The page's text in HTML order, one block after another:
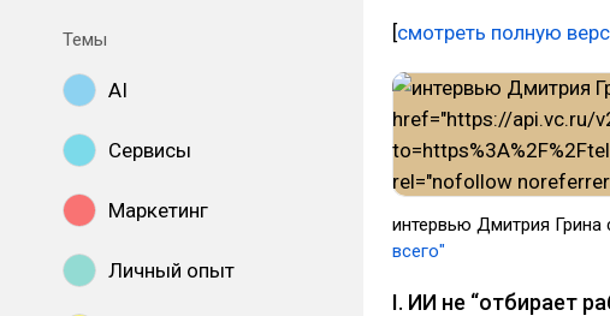
Темы
AI
Сервисы
Маркетинг
Личный опыт
[смотреть полную
интервью Дмитрия
всего"
I. ИИ не “отбирает